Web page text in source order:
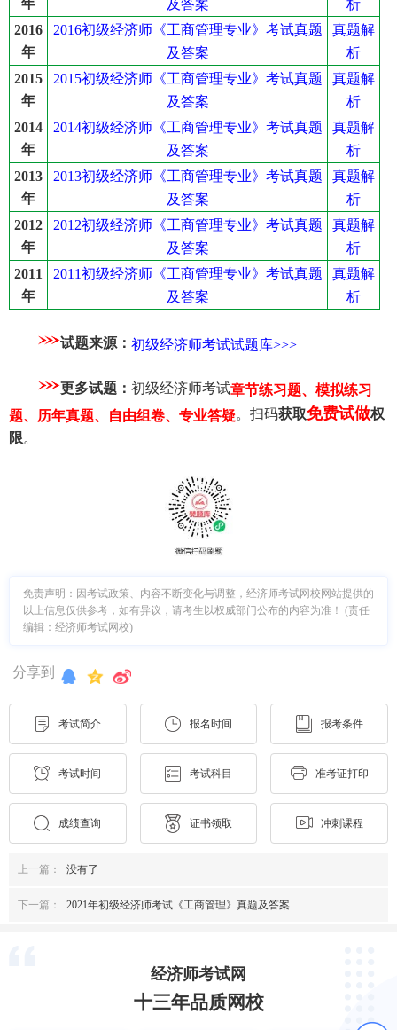
及答案
析
2016
年
2016初级经济师《工商管理专业》考试真题
及答案
真题解
析
2015
年
2015初级经济师《工商管理专业》考试真题
及答案
真题解
析
2014
年
2014初级经济师《工商管理专业》考试真题
及答案
真题解
析
2013
年
2013初级经济师《工商管理专业》考试真题
及答案
真题解
析
2012
年
2012初级经济师《工商管理专业》考试真题
及答案
真题解
析
2011
年
2011初级经济师《工商管理专业》考试真题
及答案
真题解
析
试题来源： 初级经济师考试试题库>>>
更多试题： 初级经济师考试章节练习题、模拟练习
题、历年真题、自由组卷、专业答疑。扫码获取免费试做权
限。
免责声明：因考试政策、内容不断变化与调整，经济师考试网校网站提供的
以上信息仅供参考，如有异议，请考生以权威部门公布的内容为准！ (责任
编辑：经济师考试网校)
分享到
考试简介 报名时间 报考条件
考试时间 考试科目 准考证打印
成绩查询 证书领取 冲刺课程
上一篇： 没有了
下一篇： 2021年初级经济师考试《工商管理》真题及答案
经济师考试网
十三年品质网校